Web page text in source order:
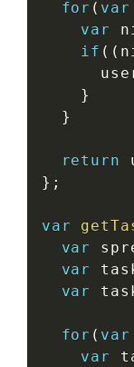
for ( var
var
if ( (
}
}
return
} ;
var
var
var
var
for ( var
var